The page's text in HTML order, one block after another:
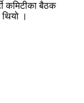
कमिटीका बैठक
।